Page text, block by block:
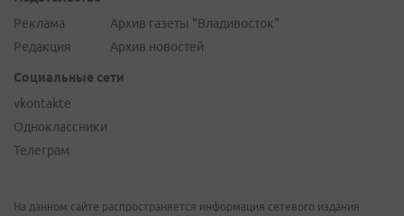
Реклама
Редакция
Архив газеты "Владивосток"
Архив новостей
Социальные сети
vkontakte
Одноклассники
Телеграм
На данном сайте распространяется информация сетевого издания